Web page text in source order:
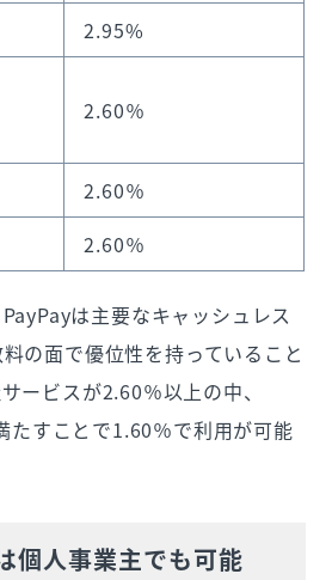
2.95%
2.60％
2.60％
2.60％
は主要なキャッシュレス
の面で優位性を持っていること
ービスが2.60％以上の中、
たすことで1.60％で利用が可能
個人事業主でも可能